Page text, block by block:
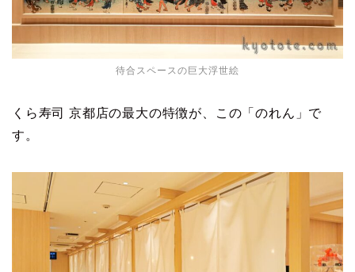
待合スペースの巨大浮世絵
くら寿司 京都店の最大の特徴が、この「のれん」で
す。